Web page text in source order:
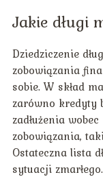
Jakie długi
Dziedziczenie
zobowiązania
sobie. W skład
zarówno kredyty
zadłużenia
zobowiązania,
Ostateczna lista
sytuacji zmarłego.